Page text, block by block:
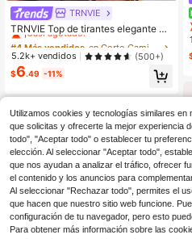
TRNVIE
TRNVIE Top de tirantes elegante de
calle alta con hebilla circular decor
ativa en color azul claro para mujer,
primavera/verano
#4 Más vendidos
¡Casi agotado!
#4 Más vendidos
¡Casi agotado!
#4 Más vendidos
¡Casi agotado!
#4 Más vendidos
en Corto Camisetas sin mangas y camisetas sin mang
5.2k+ vendidos (500+)
$6.49 -11%
Utilizamos cookies y tecnologías similares en
que solicitas y ofrecerte la mejor experiencia
todo", "Aceptar todo" o establecer tu
elección. Al seleccionar "Aceptar todo",
que nos ayudan a analizar el tráfico, ofrecer
el contenido y los anuncios para
Al seleccionar "Rechazar todo", permites el
que hacen que nuestro sitio web funcione.
configuración de tu navegador, pero esto
Para obtener más información sobre las